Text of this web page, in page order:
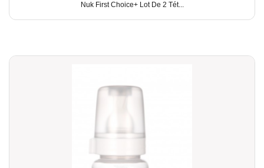
Nuk First Choice+ Lot De 2 Tét...